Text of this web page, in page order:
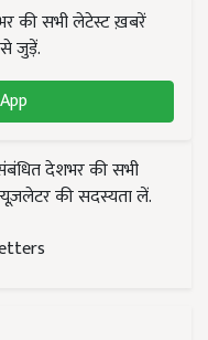
की सभी लेटेस्ट ख़बरें
जुड़ें.
देशभर की सभी
की सदस्यता लें.